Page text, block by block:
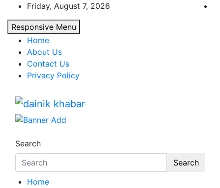
content
Friday, August 7, 2026
Responsive Menu
Home
About Us
Contact Us
Privacy Policy
Dainikkhabar.in –
Search
Search
Home